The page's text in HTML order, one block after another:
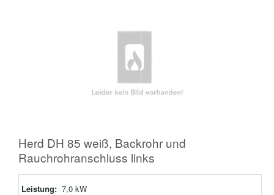
Herd DH 85 weiß, Backrohr und
Rauchrohranschluss links
Leistung: 7,0 kW